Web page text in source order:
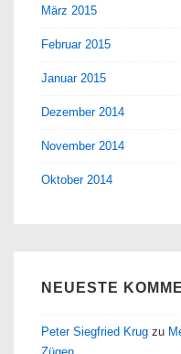
März 2015
Februar 2015
Januar 2015
Dezember 2014
November 2014
Oktober 2014
NEUESTE
Peter Siegfried Krug zu